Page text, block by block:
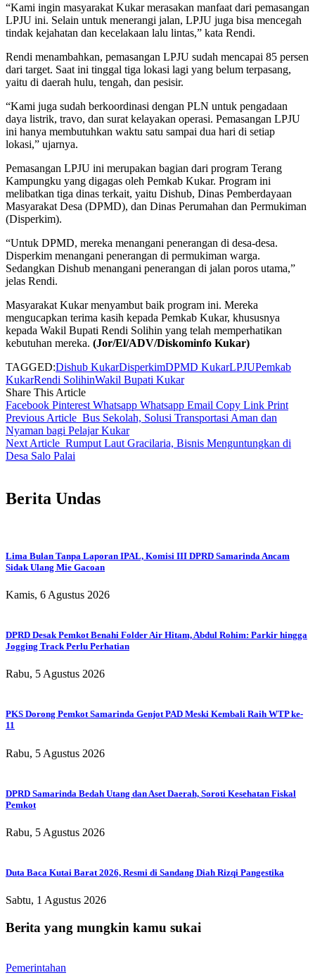
“Kami ingin masyarakat Kukar merasakan manfaat dari pemasangan
LPJU ini. Selain untuk menerangi jalan, LPJU juga bisa mencegah
tindak kejahatan dan kecelakaan lalu lintas,” kata Rendi.
Rendi menambahkan, pemasangan LPJU sudah mencapai 85 persen
dari target. Saat ini tinggal tiga lokasi lagi yang belum terpasang,
yaitu di daerah hulu, tengah, dan pesisir.
“Kami juga sudah berkoordinasi dengan PLN untuk pengadaan
daya listrik, travo, dan surat kelayakan operasi. Pemasangan LPJU
ini hanya membutuhkan waktu satu sampai dua hari di setiap
lokasi,” ujarnya.
Pemasangan LPJU ini merupakan bagian dari program Terang
Kampungku yang digagas oleh Pemkab Kukar. Program ini
melibatkan tiga dinas terkait, yaitu Dishub, Dinas Pemberdayaan
Masyarakat Desa (DPMD), dan Dinas Perumahan dan Permukiman
(Disperkim).
“Untuk DPMD, mereka menangani penerangan di desa-desa.
Disperkim menangani penerangan di permukiman warga.
Sedangkan Dishub menangani penerangan di jalan poros utama,”
jelas Rendi.
Masyarakat Kukar menyambut baik program ini. Mereka
mengucapkan terima kasih kepada Pemkab Kukar, khususnya
kepada Wakil Bupati Rendi Solihin yang telah memperhatikan
kebutuhan mereka. (Jor/El/ADV/Diskominfo Kukar)
TAGGED:Dishub KukarDisperkimDPMD KukarLPJUPemkab
KukarRendi SolihinWakil Bupati Kukar
Share This Article
Facebook Pinterest Whatsapp Whatsapp Email Copy Link Print
Previous Article Bus Sekolah, Solusi Transportasi Aman dan
Nyaman bagi Pelajar Kukar
Next Article Rumput Laut Gracilaria, Bisnis Menguntungkan di
Desa Salo Palai
Berita Undas
Lima Bulan Tanpa Laporan IPAL, Komisi III DPRD Samarinda Ancam
Sidak Ulang Mie Gacoan
Kamis, 6 Agustus 2026
DPRD Desak Pemkot Benahi Folder Air Hitam, Abdul Rohim: Parkir hingga
Jogging Track Perlu Perhatian
Rabu, 5 Agustus 2026
PKS Dorong Pemkot Samarinda Genjot PAD Meski Kembali Raih WTP ke-
11
Rabu, 5 Agustus 2026
DPRD Samarinda Bedah Utang dan Aset Daerah, Soroti Kesehatan Fiskal
Pemkot
Rabu, 5 Agustus 2026
Duta Baca Kutai Barat 2026, Resmi di Sandang Diah Rizqi Pangestika
Sabtu, 1 Agustus 2026
Berita yang mungkin kamu sukai
Pemerintahan